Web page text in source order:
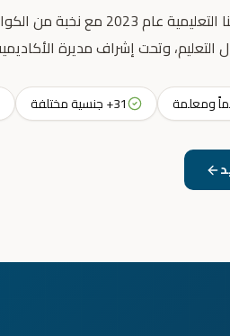
وتحت إشراف مديرة
31+ جنسية مختلفة